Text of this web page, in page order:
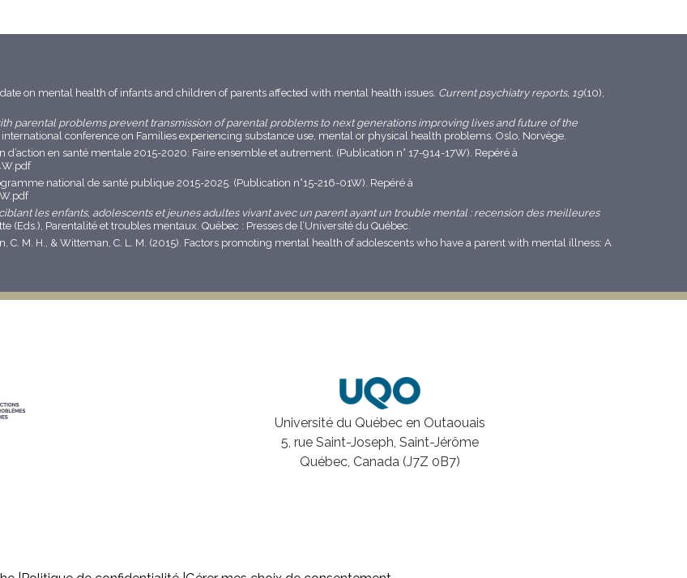
on mental health of infants and children of parents affected with mental health issues. Current psychiatry reports, 19(10),
parental problems prevent transmission of parental problems to next generations improving lives and future of the
conference on Families experiencing substance use, mental or physical health problems. Oslo, Norvège.
d’action en santé mentale 2015-2020: Faire ensemble et autrement. (Publication n° 17-914-17W). Repéré à
national de santé publique 2015-2025. (Publication n°15-216-01W). Repéré à
les enfants, adolescents et jeunes adultes vivant avec un parent ayant un trouble mental : recension des meilleures
(Eds.), Parentalité et troubles mentaux. Québec : Presses de l’Université du Québec.
C. M. H., & Witteman, C. L. M. (2015). Factors promoting mental health of adolescents who have a parent with mental illness: A
Université du Québec en Outaouais
5, rue Saint-Joseph, Saint-Jérôme
Québec, Canada (J7Z 0B7)